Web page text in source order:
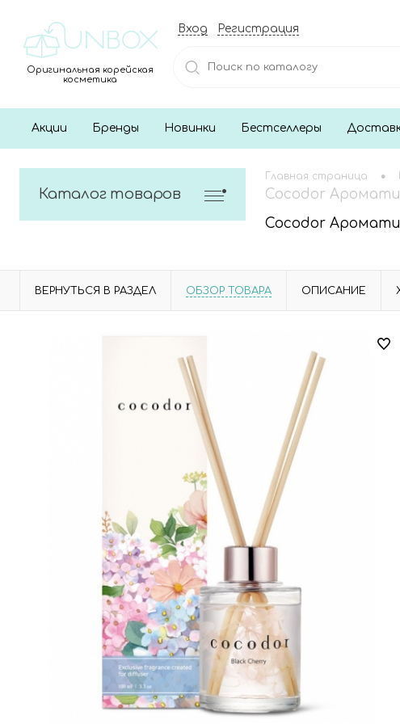
Оригинальная корейская
косметика
Вход Регистрация
Акции Бренды Новинки Бестселлеры
Каталог товаров
Главная страница •
Cocodor
Cocodor
ВЕРНУТЬСЯ В РАЗДЕЛ ОБЗОР ТОВАРА ОПИСАНИЕ